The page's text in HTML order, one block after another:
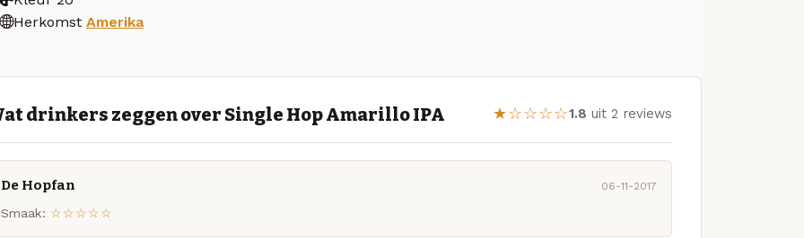
Herkomst Amerika
drinkers zeggen over Single Hop Amarillo IPA ★☆☆☆☆1.8 uit 2 reviews
De Hopfan 06-11-2017
Smaak: ☆☆☆☆☆